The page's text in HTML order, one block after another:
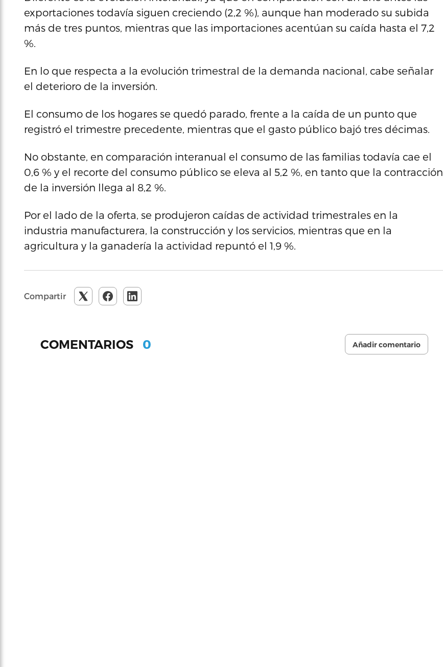
exportaciones todavía siguen creciendo (2,2 %), aunque han moderado su subida
más de tres puntos, mientras que las importaciones acentúan su caída hasta el 7,2
%.
En lo que respecta a la evolución trimestral de la demanda nacional, cabe señalar
el deterioro de la inversión.
El consumo de los hogares se quedó parado, frente a la caída de un punto que
registró el trimestre precedente, mientras que el gasto público bajó tres décimas.
No obstante, en comparación interanual el consumo de las familias todavía cae el
0,6 % y el recorte del consumo público se eleva al 5,2 %, en tanto que la contracción
de la inversión llega al 8,2 %.
Por el lado de la oferta, se produjeron caídas de actividad trimestrales en la
industria manufacturera, la construcción y los servicios, mientras que en la
agricultura y la ganadería la actividad repuntó el 1,9 %.
Compartir
COMENTARIOS 0 Añadir comentario